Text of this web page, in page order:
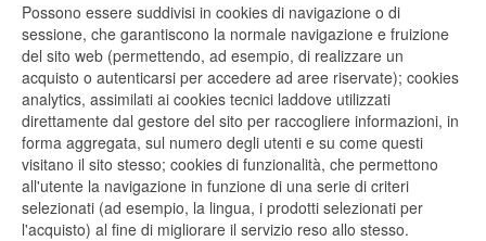
Possono essere suddivisi in cookies di navigazione o di
sessione, che garantiscono la normale navigazione e fruizione
del sito web (permettendo, ad esempio, di realizzare un
acquisto o autenticarsi per accedere ad aree riservate); cookies
analytics, assimilati ai cookies tecnici laddove utilizzati
direttamente dal gestore del sito per raccogliere informazioni, in
forma aggregata, sul numero degli utenti e su come questi
visitano il sito stesso; cookies di funzionalità, che permettono
all'utente la navigazione in funzione di una serie di criteri
selezionati (ad esempio, la lingua, i prodotti selezionati per
l'acquisto) al fine di migliorare il servizio reso allo stesso.